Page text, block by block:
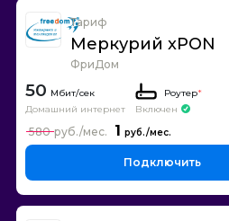
Тариф
Меркурий xPON
ФриДом
50
Домашний интернет
Роутер*
Включен
1
580
Подключить